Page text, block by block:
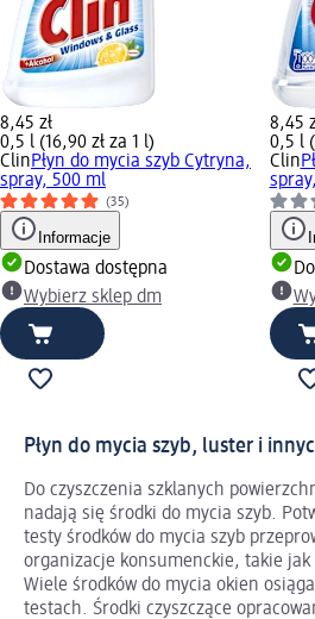
8,45 zł
0,5 l (16,90 zł za 1 l)
ClinPłyn do mycia szyb Cytryna,
spray, 500 ml
(35)
Informacje
Dostawa dostępna
Wybierz sklep dm
8,45
0,5 l
Clin
Płyn do mycia szyb, luster i
Do czyszczenia szklanych
nadają się środki do mycia szyb.
testy środków do mycia szyb
organizacje konsumenckie, takie
Wiele środków do mycia okien
testach. Środki czyszczące